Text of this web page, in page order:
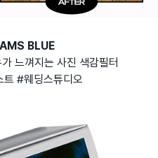
BLUE
느껴지는 사진 색감필터
#웨딩스튜디오